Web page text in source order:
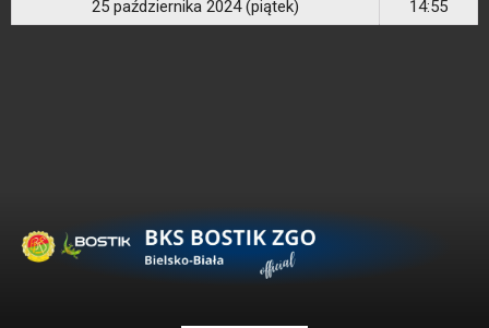
25 października 2024 (piątek)
14:55